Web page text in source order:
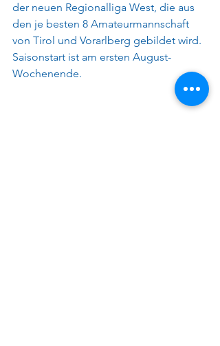
der neuen Regionalliga West, die aus
den je besten 8 Amateurmannschaft
von Tirol und Vorarlberg gebildet wird.
Saisonstart ist am ersten August-
Wochenende.